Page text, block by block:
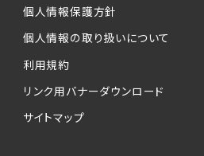
個人情報保護方針
個人情報の取り扱いについて
利用規約
リンク用バナーダウンロード
サイトマップ